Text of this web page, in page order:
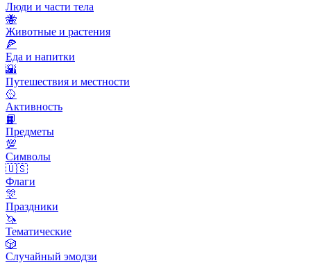
Люди и части тела
🐝
Животные и растения
🍕
Еда и напитки
🌇
Путешествия и местности
🥎
Активность
📙
Предметы
💯
Символы
🇺🇸
Флаги
🎊
Праздники
🦄
Тематические
🎲
Случайный эмодзи